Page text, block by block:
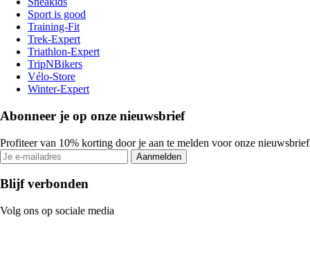
Sport is good
Training-Fit
Trek-Expert
Triathlon-Expert
TripNBikers
Vélo-Store
Winter-Expert
Abonneer je op onze nieuwsbrief
Profiteer van 10% korting door je aan te melden voor onze nieuwsbrief
Aanmelden
Blijf verbonden
Volg ons op sociale media